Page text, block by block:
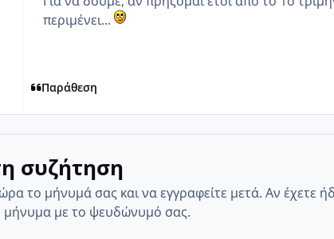
περιμένει...
Παράθεση
συζήτηση
το μήνυμά σας και να εγγραφείτε μετά. Αν έχετε
μήνυμα με το ψευδώνυμό σας.